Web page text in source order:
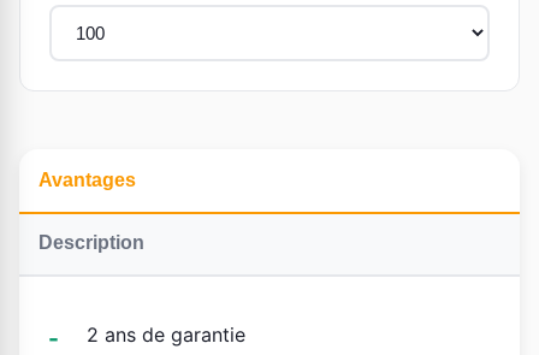
Avantages
Description
2 ans de garantie